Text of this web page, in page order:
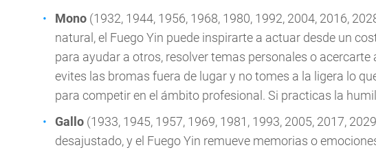
Mono (1932, 1944, 1956, 1968, 1980, 1992, 2004, 2016,
natural, el Fuego Yin puede inspirarte a actuar desde un
para ayudar a otros, resolver temas personales o
evites las bromas fuera de lugar y no tomes a la ligera lo
para competir en el ámbito profesional. Si practicas la
Gallo (1933, 1945, 1957, 1969, 1981, 1993, 2005, 2017,
desajustado, y el Fuego Yin remueve memorias o